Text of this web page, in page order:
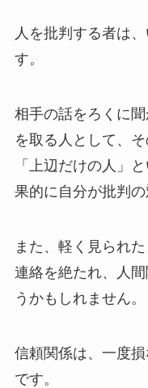
人を批判する者は
す。
相手の話をろくに
を取る人として、
「上辺だけの人」
果的に自分が批判の
また、軽く見られ
連絡を絶たれ、人
うかもしれません。
信頼関係は、一度
です。